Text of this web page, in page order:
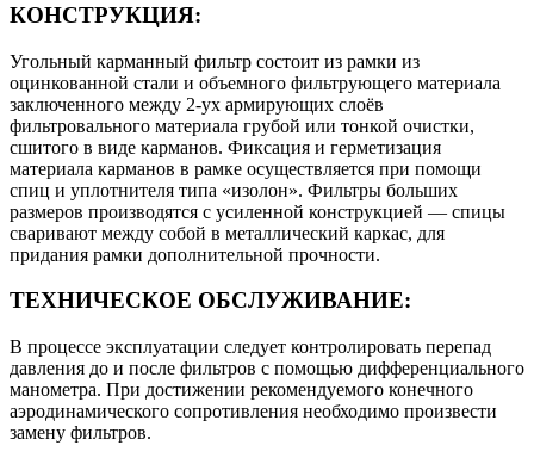
КОНСТРУКЦИЯ:
Угольный карманный фильтр состоит из рамки из
оцинкованной стали и объемного фильтрующего материала
заключенного между 2-ух армирующих слоёв
фильтровального материала грубой или тонкой очистки,
сшитого в виде карманов. Фиксация и герметизация
материала карманов в рамке осуществляется при помощи
спиц и уплотнителя типа «изолон». Фильтры больших
размеров производятся с усиленной конструкцией — спицы
сваривают между собой в металлический каркас, для
придания рамки дополнительной прочности.
ТЕХНИЧЕСКОЕ ОБСЛУЖИВАНИЕ:
В процессе эксплуатации следует контролировать перепад
давления до и после фильтров с помощью дифференциального
манометра. При достижении рекомендуемого конечного
аэродинамического сопротивления необходимо произвести
замену фильтров.